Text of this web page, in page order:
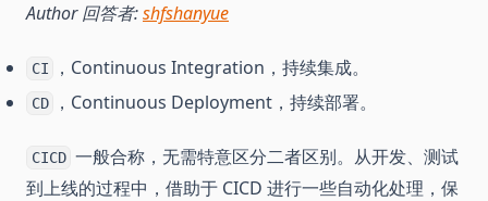
Author 回答者:shfshanyue
CI ，Continuous Integration，持续集成。
CD ，Continuous Deployment，持续部署。
CICD 一般合称，无需特意区分二者区别。从开发、测试
到上线的过程中，借助于 CICD 进行一些自动化处理，保